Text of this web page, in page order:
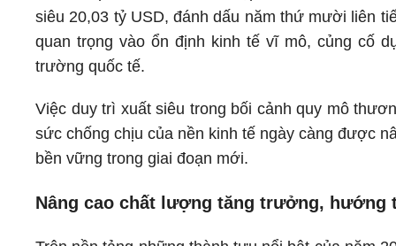
siêu 20,03 tỷ USD, đánh dấu năm thứ mười liên
quan trọng vào ổn định kinh tế vĩ mô, củng cố
trường quốc tế.
Việc duy trì xuất siêu trong bối cảnh quy mô
sức chống chịu của nền kinh tế ngày càng được
bền vững trong giai đoạn mới.
Nâng cao chất lượng tăng trưởng, hướng